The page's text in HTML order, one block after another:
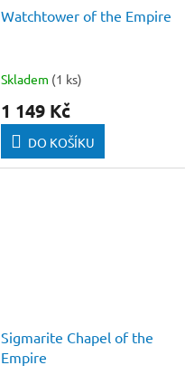
Watchtower of the Empire
Skladem (1 ks)
1 149 Kč
DO KOŠÍKU
Sigmarite Chapel of the
Empire